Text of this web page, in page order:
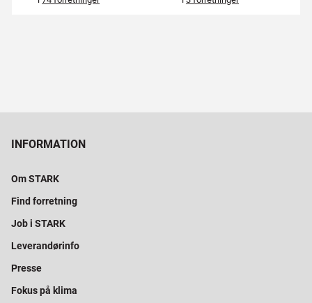
INFORMATION
Om STARK
Find forretning
Job i STARK
Leverandørinfo
Presse
Fokus på klima